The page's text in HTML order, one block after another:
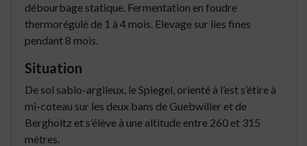
débourbage statique. Fermentation en foudre
thermorégulé de 1 à 4 mois. Elevage sur lies fines
pendant 8 mois.
Situation
De sol sablo-argileux, le Spiegel, orienté à l’est s’étire à
mi-coteau sur les deux bans de Guebwiller et de
Bergholtz et s’élève à une altitude entre 260 et 315
mètres.